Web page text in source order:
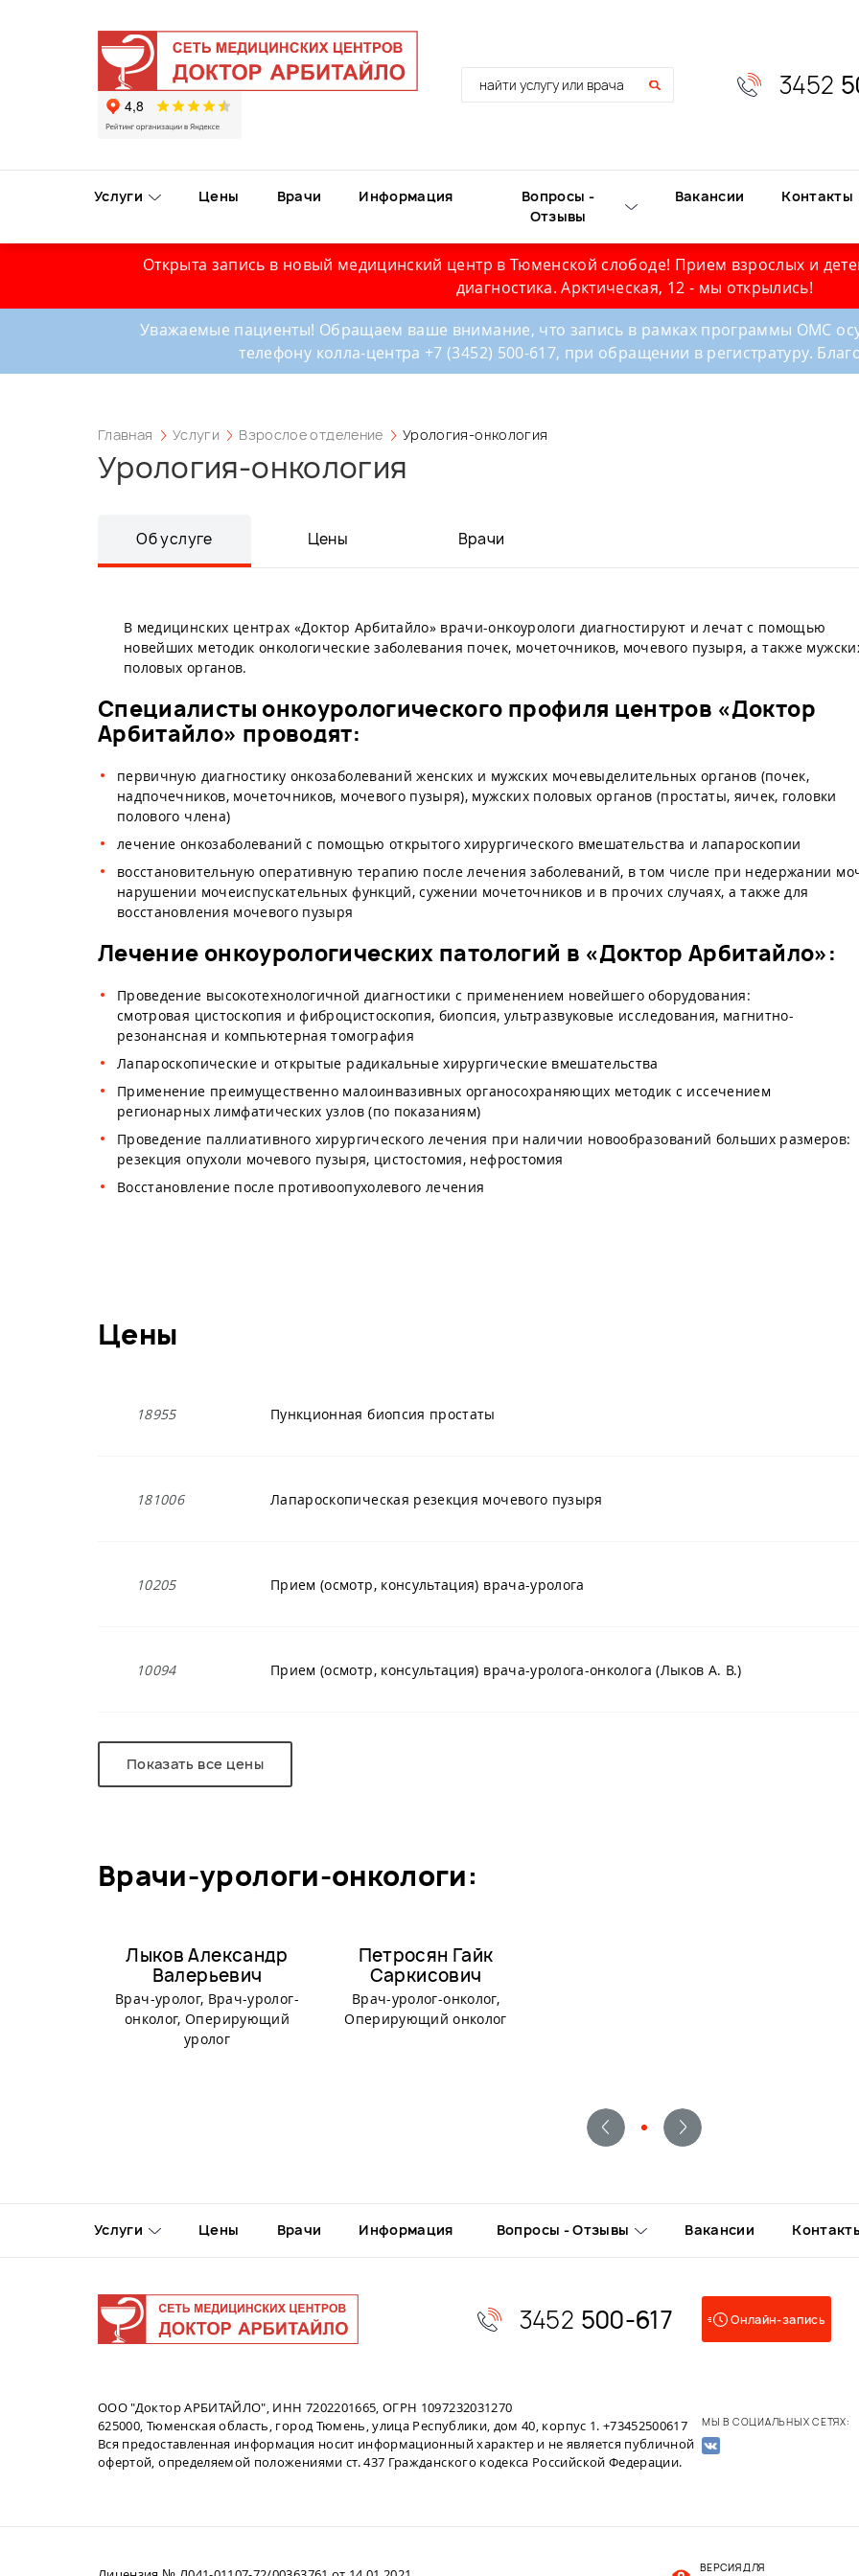
3452
Услуги Цены Врачи Информация
Вопросы -
Отзывы
Вакансии Контакты
Открыта запись в новый медицинский центр в Тюменской слободе! Прием взрослых и
диагностика. Арктическая, 12 - мы открылись!
Уважаемые пациенты! Обращаем ваше внимание, что запись в рамках программы ОМС
телефону колла-центра +7 (3452) 500-617, при обращении в регистратуру.
Главная Услуги Взрослое отделение Урология-онкология
Урология-онкология
Об услуге Цены Врачи
В медицинских центрах «Доктор Арбитайло» врачи-онкоурологи диагностируют и лечат с помощью
новейших методик онкологические заболевания почек, мочеточников, мочевого пузыря, а также
половых органов.
Специалисты онкоурологического профиля центров «Доктор
Арбитайло» проводят:
первичную диагностику онкозаболеваний женских и мужских мочевыделительных органов (почек,
надпочечников, мочеточников, мочевого пузыря), мужских половых органов (простаты, яичек, головки
полового члена)
лечение онкозаболеваний с помощью открытого хирургического вмешательства и лапароскопии
восстановительную оперативную терапию после лечения заболеваний, в том числе при недержании
нарушении мочеиспускательных функций, сужении мочеточников и в прочих случаях, а также для
восстановления мочевого пузыря
Лечение онкоурологических патологий в «Доктор Арбитайло»:
Проведение высокотехнологичной диагностики с применением новейшего оборудования:
смотровая цистоскопия и фиброцистоскопия, биопсия, ультразвуковые исследования, магнитно-
резонансная и компьютерная томография
Лапароскопические и открытые радикальные хирургические вмешательства
Применение преимущественно малоинвазивных органосохраняющих методик с иссечением
регионарных лимфатических узлов (по показаниям)
Проведение паллиативного хирургического лечения при наличии новообразований больших размеров:
резекция опухоли мочевого пузыря, цистостомия, нефростомия
Восстановление после противоопухолевого лечения
Цены
18955 Пункционная биопсия простаты
181006 Лапароскопическая резекция мочевого пузыря
10205 Прием (осмотр, консультация) врача-уролога
10094 Прием (осмотр, консультация) врача-уролога-онколога (Лыков А. В.)
Показать все цены
врачи-урологи-онкологи:
Лыков Александр
Валерьевич
Врач-уролог, Врач-уролог-
онколог, Оперирующий
уролог
Петросян Гайк
Саркисович
Врач-уролог-онколог,
Оперирующий онколог
Услуги Цены Врачи Информация Вопросы - Отзывы Вакансии
3452 500-617 Онлайн-запись
ООО "Доктор АРБИТАЙЛО", ИНН 7202201665, ОГРН 1097232031270
625000, Тюменская область, город Тюмень, улица Республики, дом 40, корпус 1. +73452500617
Вся предоставленная информация носит информационный характер и не является публичной
офертой, определяемой положениями ст. 437 Гражданского кодекса Российской Федерации.
МЫ В СОЦИАЛЬНЫХ СЕТЯХ:
ВЕРСИЯ ДЛЯ